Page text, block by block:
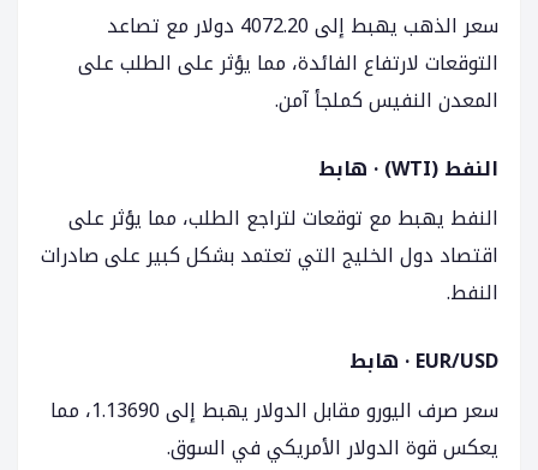
سعر الذهب يهبط إلى 4072.20 دولار مع تصاعد
التوقعات لارتفاع الفائدة، مما يؤثر على الطلب على
المعدن النفيس كملجأ آمن.
النفط (WTI) · هابط
النفط يهبط مع توقعات لتراجع الطلب، مما يؤثر على
اقتصاد دول الخليج التي تعتمد بشكل كبير على صادرات
النفط.
EUR/USD · هابط
سعر صرف اليورو مقابل الدولار يهبط إلى 1.13690، مما
يعكس قوة الدولار الأمريكي في السوق.